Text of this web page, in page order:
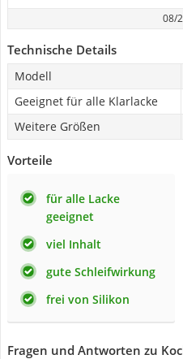
08/
Technische Details
Modell
Geeignet für alle Klarlacke
Weitere Größen
Vorteile
für alle Lacke
geeignet
viel Inhalt
gute Schleifwirkung
frei von Silikon
Fragen und Antworten zu